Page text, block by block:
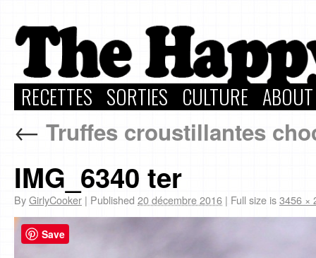
RECETTES SORTIES CULTURE
← Truffes croustillantes
IMG_6340 ter
ByGirlyCooker | Published 20 décembre 2016 | Full size is3456 ×
Save